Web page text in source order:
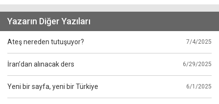
Yazarın Diğer Yazıları
Ateş nereden tutuşuyor? 7/4/2025
İran’dan alınacak ders 6/29/2025
Yeni bir sayfa, yeni bir Türkiye 6/1/2025